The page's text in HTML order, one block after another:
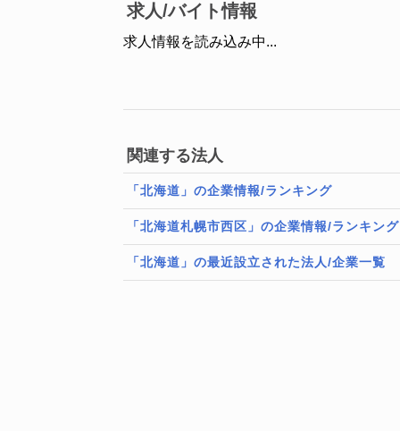
求人/バイト情報
求人情報を読み込み中...
関連する法人
「北海道」の企業情報/ランキング
「北海道札幌市西区」の企業情報/ランキング
「北海道」の最近設立された法人/企業一覧